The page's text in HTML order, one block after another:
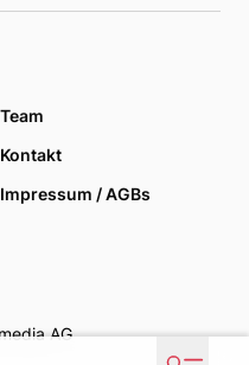
Team
Kontakt
Impressum / AGBs
AG